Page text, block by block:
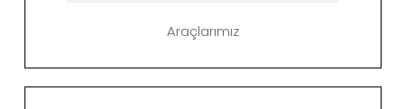
Araçlarımız